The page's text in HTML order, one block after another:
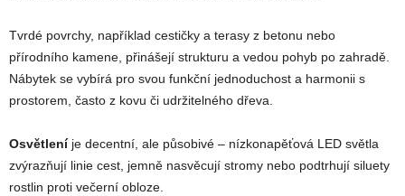
Tvrdé povrchy, například cestičky a terasy z betonu nebo
přírodního kamene, přinášejí strukturu a vedou pohyb po zahradě.
Nábytek se vybírá pro svou funkční jednoduchost a harmonii s
prostorem, často z kovu či udržitelného dřeva.
Osvětleníje decentní, ale působivé – nízkonapěťová LED světla
zvýrazňují linie cest, jemně nasvěcují stromy nebo podtrhují siluety
rostlin proti večerní obloze.